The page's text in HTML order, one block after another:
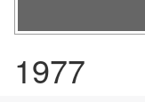
1977